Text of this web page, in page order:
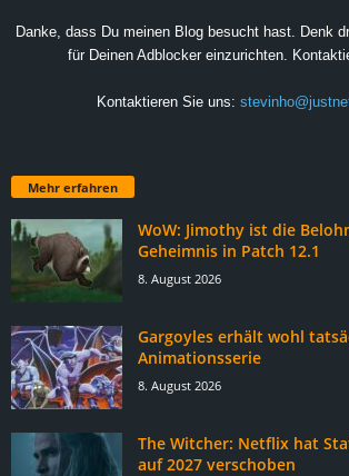
Danke, dass Du meinen Blog besucht hast. Denk
für Deinen Adblocker einzurichten.
Kontaktieren Sie uns:
Mehr erfahren
WoW: Jimothy ist die
Geheimnis in Patch 12.1
8. August 2026
Gargoyles erhält wohl
Animationsserie
8. August 2026
The Witcher: Netflix hat
auf 2027 verschoben